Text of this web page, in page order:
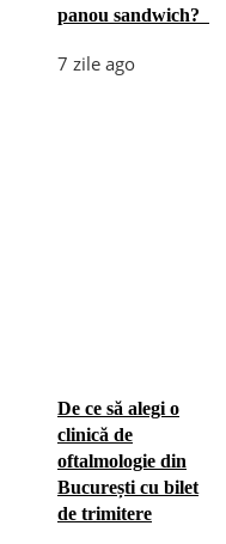
panou sandwich?
7 zile ago
De ce să alegi o
clinică de
oftalmologie din
București cu bilet
de trimitere